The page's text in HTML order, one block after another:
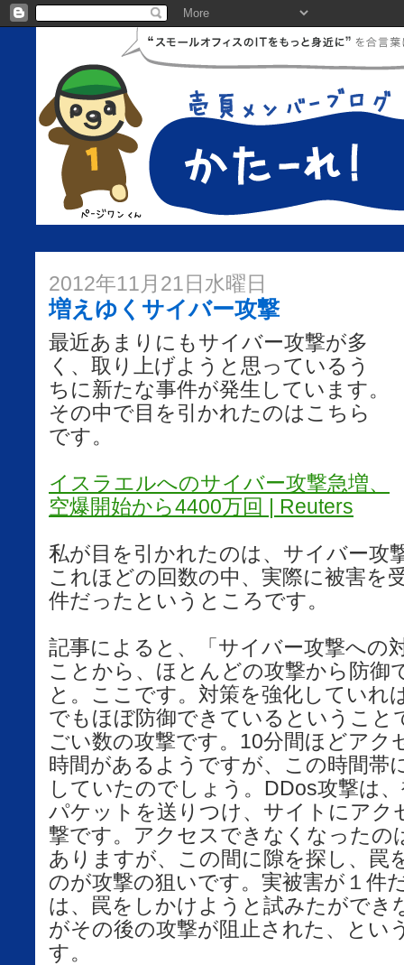
2012年11月21日水曜日
増えゆくサイバー攻撃
最近あまりにもサイバー攻撃が多
く、取り上げようと思っているう
ちに新たな事件が発生しています。
その中で目を引かれたのはこちら
です。
イスラエルへのサイバー攻撃急増、
空爆開始から4400万回 | Reuters
私が目を引かれたのは、サイバー攻
これほどの回数の中、実際に被害を
件だったというところです。
記事によると、「サイバー攻撃への
ことから、ほとんどの攻撃から防御
と。ここです。対策を強化していれ
でもほぼ防御できているということ
ごい数の攻撃です。10分間ほどアク
時間があるようですが、この時間帯
していたのでしょう。DDos攻撃は
パケットを送りつけ、サイトにアク
撃です。アクセスできなくなったの
ありますが、この間に隙を探し、罠
のが攻撃の狙いです。実被害が１件
は、罠をしかけようと試みたができ
がその後の攻撃が阻止された、とい
す。